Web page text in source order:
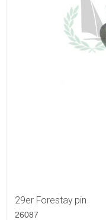
29er Forestay pin
26087